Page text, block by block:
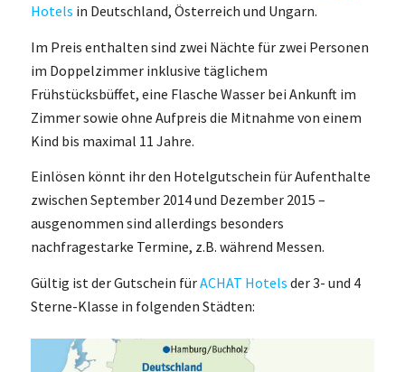
Hotels in Deutschland, Österreich und Ungarn.
Im Preis enthalten sind zwei Nächte für zwei Personen
im Doppelzimmer inklusive täglichem
Frühstücksbüffet, eine Flasche Wasser bei Ankunft im
Zimmer sowie ohne Aufpreis die Mitnahme von einem
Kind bis maximal 11 Jahre.
Einlösen könnt ihr den Hotelgutschein für Aufenthalte
zwischen September 2014 und Dezember 2015 –
ausgenommen sind allerdings besonders
nachfragestarke Termine, z.B. während Messen.
Gültig ist der Gutschein fürACHAT Hotels der 3- und 4
Sterne-Klasse in folgenden Städten: